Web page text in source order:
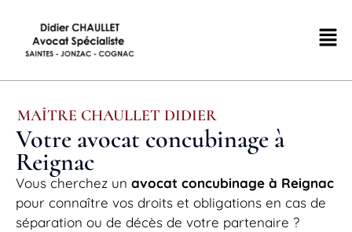
MAÎTRE CHAULLET DIDIER
Votre avocat concubinage à
Reignac
Vous cherchez un avocat concubinage à Reignac
pour connaître vos droits et obligations en cas de
séparation ou de décès de votre partenaire ?